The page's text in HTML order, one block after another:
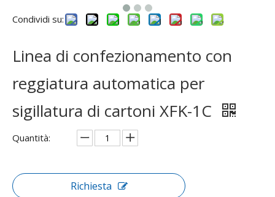
Condividi su:
Linea di confezionamento con
reggiatura automatica per
sigillatura di cartoni XFK-1C
Quantità:
Richiesta